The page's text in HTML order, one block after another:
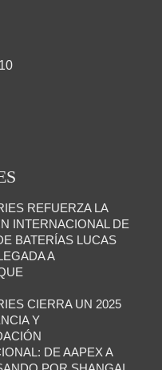
REFUERZA LA
INTERNACIONAL DE
BATERÍAS LUCAS
A
CIERRA UN 2025
Y
DE AAPEX A